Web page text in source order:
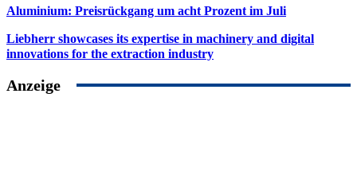
Aluminium: Preisrückgang um acht Prozent im Juli
Liebherr showcases its expertise in machinery and digital
innovations for the extraction industry
Anzeige